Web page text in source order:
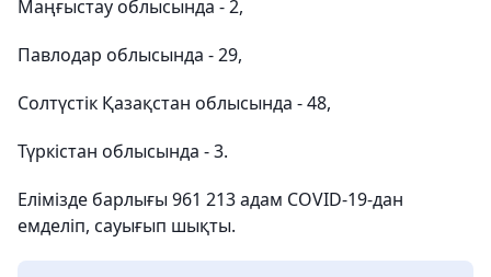
Маңғыстау облысында - 2,
Павлодар облысында - 29,
Солтүстік Қазақстан облысында - 48,
Түркістан облысында - 3.
Елімізде барлығы 961 213 адам COVID-19-дан
емделіп, сауығып шықты.